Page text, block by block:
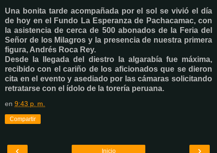
Una bonita tarde acompañada por el sol se vivió el día
de hoy en el Fundo La Esperanza de Pachacamac, con
la asistencia de cerca de 500 abonados de la Feria del
Señor de los Milagros y la presencia de nuestra primera
figura, Andrés Roca Rey.
Desde la llegada del diestro la algarabía fue máxima,
recibido con el cariño de los aficionados que se dieron
cita en el evento y asediado por las cámaras solicitando
retratarse con el ídolo de la torería peruana.
en 9:43 p. m.
Compartir
Inicio